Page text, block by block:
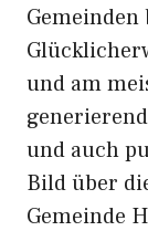
Gemeinden
und am
und auch
Bild über
Gemeinde